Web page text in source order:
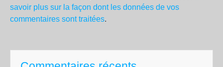
savoir plus sur la façon dont les données de vos
commentaires sont traitées.